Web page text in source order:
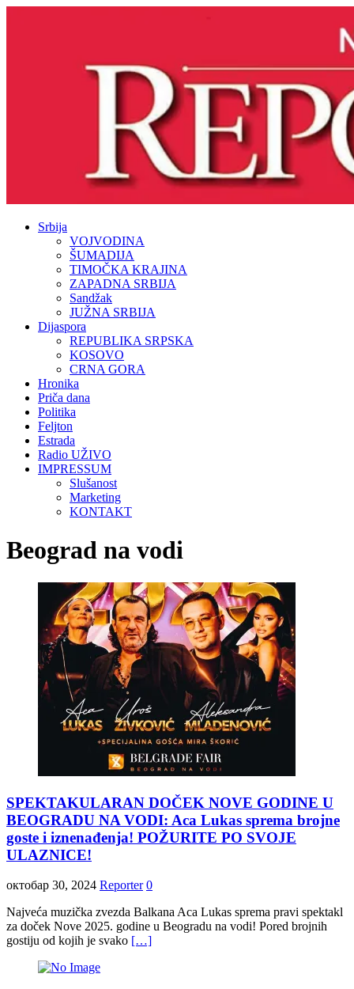
Srbija
VOJVODINA
ŠUMADIJA
TIMOČKA KRAJINA
ZAPADNA SRBIJA
Sandžak
JUŽNA SRBIJA
Dijaspora
REPUBLIKA SRPSKA
KOSOVO
CRNA GORA
Hronika
Priča dana
Politika
Feljton
Estrada
Radio UŽIVO
IMPRESSUM
Slušanost
Marketing
KONTAKT
Beograd na vodi
SPEKTAKULARAN DOČEK NOVE GODINE U
BEOGRADU NA VODI: Aca Lukas sprema brojne
goste i iznenađenja! POŽURITE PO SVOJE
ULAZNICE!
октобар 30, 2024 Reporter 0
Najveća muzička zvezda Balkana Aca Lukas sprema pravi spektakl
za doček Nove 2025. godine u Beogradu na vodi! Pored brojnih
gostiju od kojih je svako […]